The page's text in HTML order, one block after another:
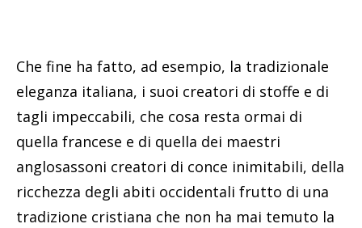
Che fine ha fatto, ad esempio, la tradizionale
eleganza italiana, i suoi creatori di stoffe e di
tagli impeccabili, che cosa resta ormai di
quella francese e di quella dei maestri
anglosassoni creatori di conce inimitabili, della
ricchezza degli abiti occidentali frutto di una
tradizione cristiana che non ha mai temuto la